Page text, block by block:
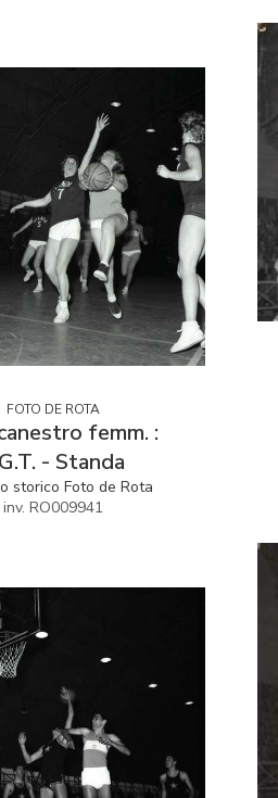
FOTO DE ROTA
femm. :
- Standa
storico Foto de Rota
inv. RO009941